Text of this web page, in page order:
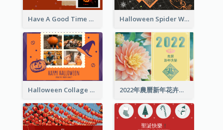
Have A Good Time This Halloween Greeting Card Halloween Spider Web Greeting Card
Halloween Collage Greeting Card 2022年農曆新年花卉照片賀卡